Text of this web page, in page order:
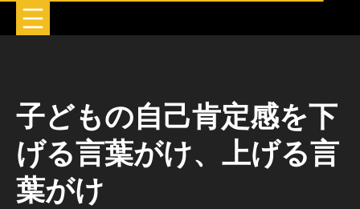
子どもの自己肯定感を下
げる言葉がけ、上げる言
葉がけ